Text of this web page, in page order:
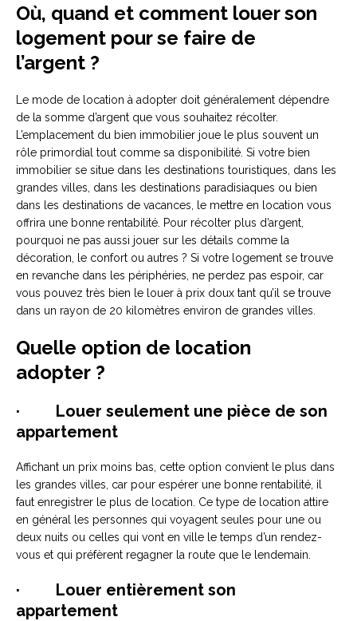
Où, quand et comment louer son
logement pour se faire de
l’argent ?
Le mode de location à adopter doit généralement dépendre
de la somme d’argent que vous souhaitez récolter.
L’emplacement du bien immobilier joue le plus souvent un
rôle primordial tout comme sa disponibilité. Si votre bien
immobilier se situe dans les destinations touristiques, dans les
grandes villes, dans les destinations paradisiaques ou bien
dans les destinations de vacances, le mettre en location vous
offrira une bonne rentabilité. Pour récolter plus d’argent,
pourquoi ne pas aussi jouer sur les détails comme la
décoration, le confort ou autres ? Si votre logement se trouve
en revanche dans les périphéries, ne perdez pas espoir, car
vous pouvez très bien le louer à prix doux tant qu’il se trouve
dans un rayon de 20 kilomètres environ de grandes villes.
Quelle option de location
adopter ?
· Louer seulement une pièce de son
appartement
Affichant un prix moins bas, cette option convient le plus dans
les grandes villes, car pour espérer une bonne rentabilité, il
faut enregistrer le plus de location. Ce type de location attire
en général les personnes qui voyagent seules pour une ou
deux nuits ou celles qui vont en ville le temps d’un rendez-
vous et qui préfèrent regagner la route que le lendemain.
· Louer entièrement son
appartement